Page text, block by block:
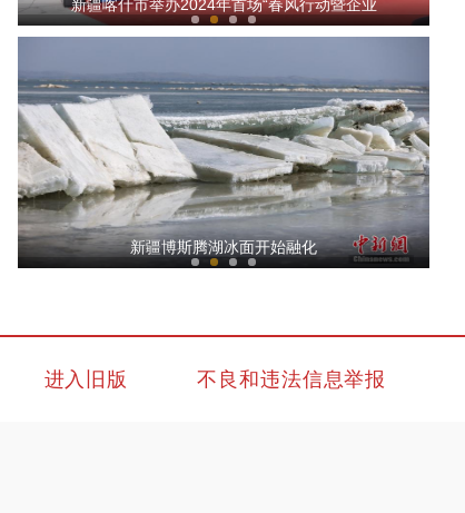
新疆喀什市举办2024年首场“春风行动暨企业
新疆吉木乃县高级中学举行2024届高考百日冲
新疆博斯腾湖冰面开始融化
进入旧版 不良和违法信息举报